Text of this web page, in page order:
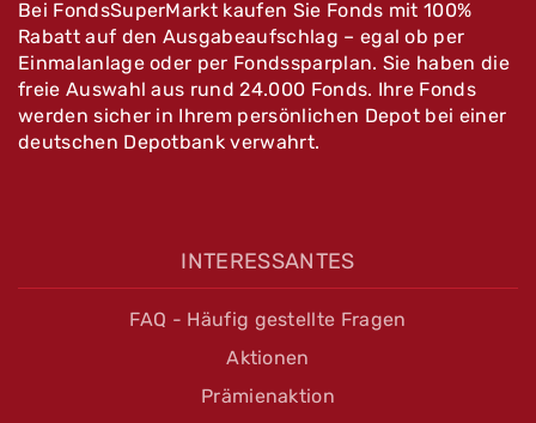
Bei FondsSuperMarkt kaufen Sie Fonds mit 100%
Rabatt auf den Ausgabeaufschlag – egal ob per
Einmalanlage oder per Fondssparplan. Sie haben die
freie Auswahl aus rund 24.000 Fonds. Ihre Fonds
werden sicher in Ihrem persönlichen Depot bei einer
deutschen Depotbank verwahrt.
INTERESSANTES
FAQ - Häufig gestellte Fragen
Aktionen
Prämienaktion